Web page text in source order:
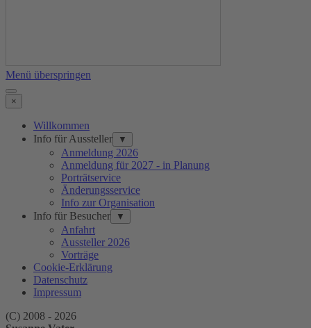
Menü überspringen
×
Willkommen
Info für Aussteller
▼
Anmeldung 2026
Anmeldung für 2027 - in Planung
Porträtservice
Änderungsservice
Info zur Organisation
Info für Besucher
▼
Anfahrt
Aussteller 2026
Vorträge
Cookie-Erklärung
Datenschutz
Impressum
(C) 2008 - 2026